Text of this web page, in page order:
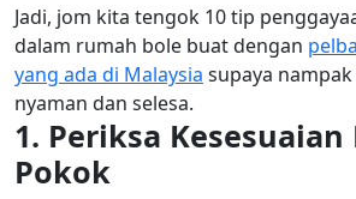
Jadi, jom kita tengok 10 tip
dalam rumah bole buat dengan
yang ada di Malaysia supaya
nyaman dan selesa.
1. Periksa Kesesuaian
Pokok